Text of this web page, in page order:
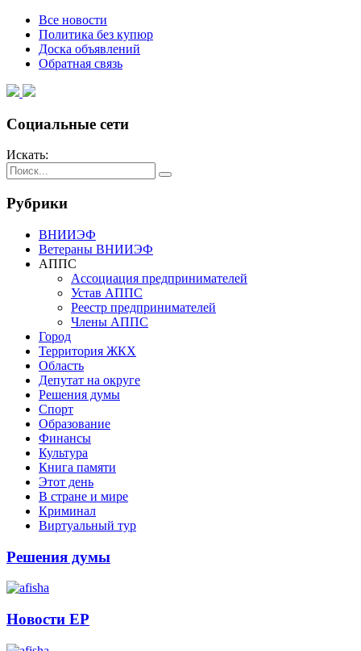
Все новости
Политика без купюр
Доска объявлений
Обратная связь
Социальные сети
Искать:
Рубрики
ВНИИЭФ
Ветераны ВНИИЭФ
АППС
Ассоциация предпринимателей
Устав АППС
Реестр предпринимателей
Члены АППС
Город
Территория ЖКХ
Область
Депутат на округе
Решения думы
Спорт
Образование
Финансы
Культура
Книга памяти
Этот день
В стране и мире
Криминал
Виртуальный тур
Решения думы
Новости ЕР